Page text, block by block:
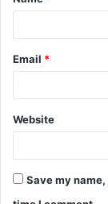
Email *
Website
Save my